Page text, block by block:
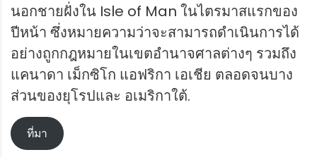
นอกชายฝั่งใน Isle of Man ในไตรมาสแรกของ
ปีหน้า ซึ่งหมายความว่าจะสามารถดำเนินการได้
อย่างถูกกฎหมายในเขตอำนาจศาลต่างๆ รวมถึง
แคนาดา เม็กซิโก แอฟริกา เอเชีย ตลอดจนบาง
ส่วนของยุโรปและ อเมริกาใต้.
ที่มา